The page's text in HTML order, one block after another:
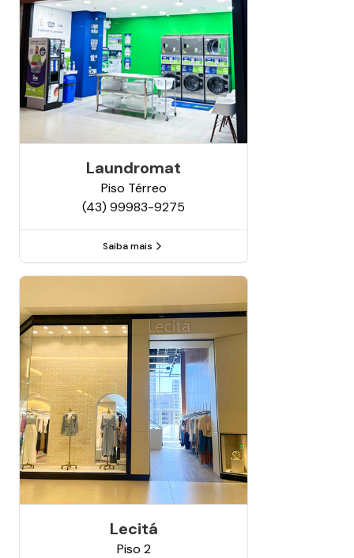
Laundromat
Piso Térreo
(43) 99983-9275
Saiba mais
Lecitá
Piso 2